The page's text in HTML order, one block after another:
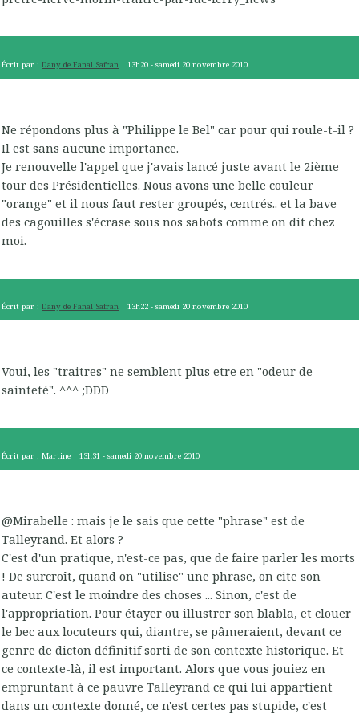
Écrit par : Dany de Fanal Safran 13h20 -samedi 20 novembre 2010
Ne répondons plus à "Philippe le Bel" car pour qui roule-t-il ?
Il est sans aucune importance.
Je renouvelle l'appel que j'avais lancé juste avant le 2ième
tour des Présidentielles. Nous avons une belle couleur
"orange" et il nous faut rester groupés, centrés.. et la bave
des cagouilles s'écrase sous nos sabots comme on dit chez
moi.
Écrit par : Dany de Fanal Safran 13h22 -samedi 20 novembre 2010
Voui, les "traitres" ne semblent plus etre en "odeur de
sainteté". ^^^ ;DDD
Écrit par : Martine 13h31 -samedi 20 novembre 2010
@Mirabelle : mais je le sais que cette "phrase" est de
Talleyrand. Et alors ?
C'est d'un pratique, n'est-ce pas, que de faire parler les morts
! De surcroît, quand on "utilise" une phrase, on cite son
auteur. C'est le moindre des choses ... Sinon, c'est de
l'appropriation. Pour étayer ou illustrer son blabla, et clouer
le bec aux locuteurs qui, diantre, se pâmeraient, devant ce
genre de dicton définitif sorti de son contexte historique. Et
ce contexte-là, il est important. Alors que vous jouiez en
empruntant à ce pauvre Talleyrand ce qui lui appartient
dans un contexte donné, ce n'est certes pas stupide, c'est